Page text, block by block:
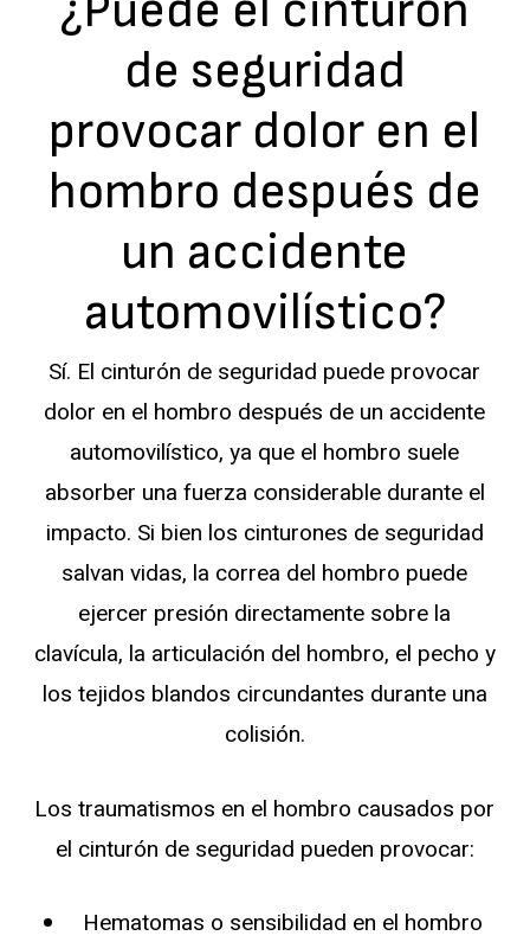
de seguridad
provocar dolor en el
hombro después de
un accidente
automovilístico?
Sí. El cinturón de seguridad puede provocar
dolor en el hombro después de un accidente
automovilístico, ya que el hombro suele
absorber una fuerza considerable durante el
impacto. Si bien los cinturones de seguridad
salvan vidas, la correa del hombro puede
ejercer presión directamente sobre la
clavícula, la articulación del hombro, el pecho y
los tejidos blandos circundantes durante una
colisión.
Los traumatismos en el hombro causados por
el cinturón de seguridad pueden provocar:
Hematomas o sensibilidad en el hombro